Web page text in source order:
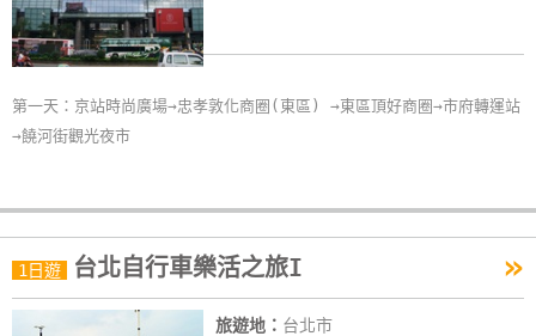
滿
意
度
管
理
會
第一天：京站時尚廣場→忠孝敦化商圈(東區) →東區頂好商圈→市府轉運站
→饒河街觀光夜市
1日遊 台北自行車樂活之旅I »
旅遊地： 台北市